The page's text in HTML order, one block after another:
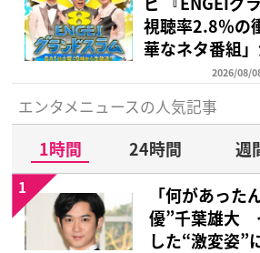
視聴率2.8％の
華なネタ番組
2026/08/
エンタメニュースの人気記事
1時間 24時間 週
「何があった
優”千葉雄大
した“激変姿”
1